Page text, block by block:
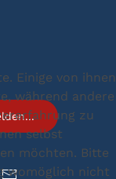
Einige von ihnen
während andere
zu
selbst
möchten. Bitte
womöglich nicht